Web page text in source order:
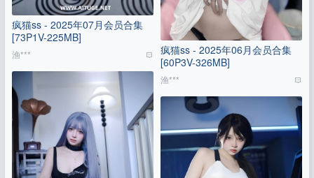
疯猫ss - 2025年07月会员合集
[73P1V-225MB]
渔***
疯猫ss - 2025年06月会员合集
[60P3V-326MB]
渔***